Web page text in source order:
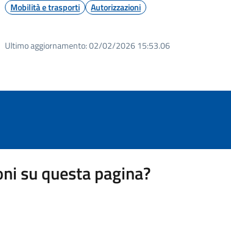
Mobilità e trasporti Autorizzazioni
Ultimo aggiornamento:02/02/2026 15:53.06
su questa pagina?